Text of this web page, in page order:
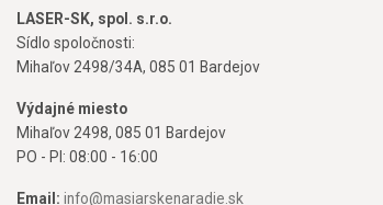
LASER-SK, spol. s.r.o.
Sídlo spoločnosti:
Mihaľov 2498/34A, 085 01 Bardejov
Výdajné miesto
Mihaľov 2498, 085 01 Bardejov
PO - PI: 08:00 - 16:00
Email: info@masiarskenaradie.sk